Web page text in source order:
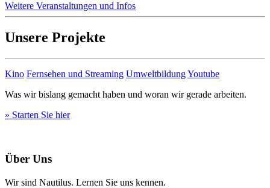
Weitere Veranstaltungen und Infos
Unsere Projekte
Kino Fernsehen und Streaming UmweltbildungYoutube
Was wir bislang gemacht haben und woran wir gerade arbeiten.
» Starten Sie hier
Über Uns
Wir sind Nautilus. Lernen Sie uns kennen.